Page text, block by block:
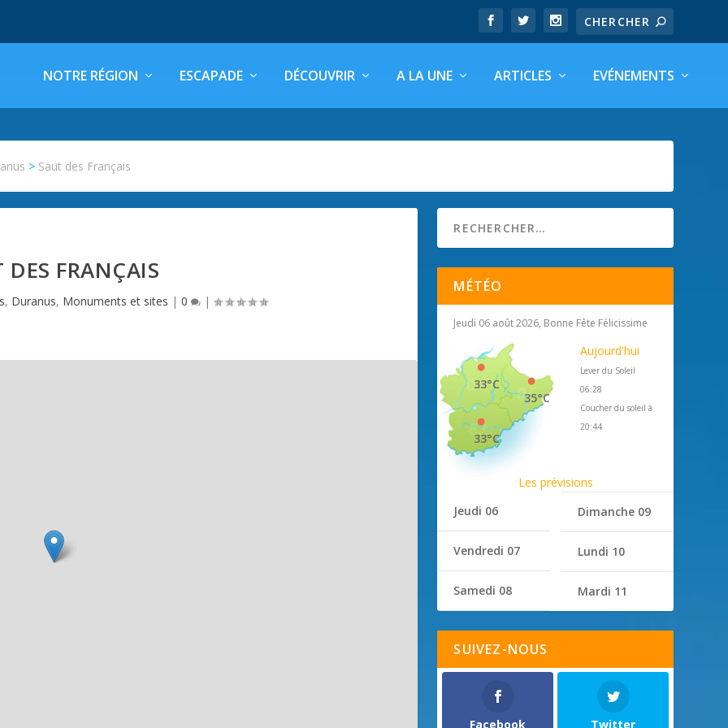
NOTRE RÉGION ESCAPADE DÉCOUVRIR A LA UNE ARTICLES EVÉNEMENTS
> Saut des Français
DES FRANÇAIS
, Duranus, Monuments et sites |0 |
MÉTÉO
Jeudi 06 août 2026, Bonne Fête Félicissime
35°C
33°C
33°C
Aujourd'hui
Lever du Soleil
06:28
Coucher du soleil à
20:44
Les prévisions
Jeudi 06
Vendredi 07
Samedi 08
Dimanche 09
Lundi 10
Mardi 11
SUIVEZ-NOUS
Facebook Twitter